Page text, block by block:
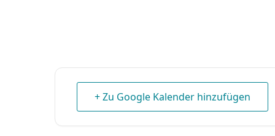
+ Zu Google Kalender hinzufügen